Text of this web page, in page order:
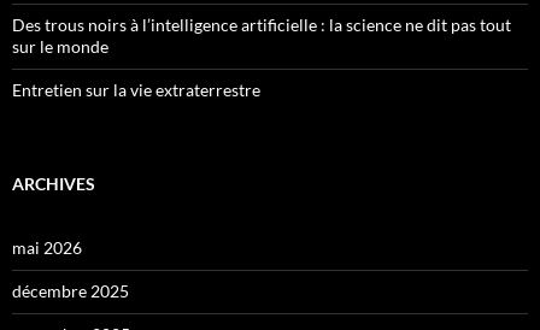
Des trous noirs à l’intelligence artificielle : la science ne dit pas tout
sur le monde
Entretien sur la vie extraterrestre
ARCHIVES
mai 2026
décembre 2025